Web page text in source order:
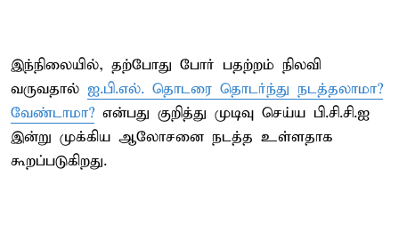
இந்நிலையில், தற்போது போர் பதற்றம் நிலவி
வருவதால் ஐ.பி.எல். தொடரை தொடர்ந்து நடத்தலாமா?
வேண்டாமா?என்பது குறித்து முடிவு செய்ய பி.சி.சி.ஐ
இன்று முக்கிய ஆலோசனை நடத்த உள்ளதாக
கூறப்படுகிறது.